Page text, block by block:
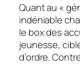
Quant au «
indéniable
le box des
jeunesse,
d’ordre.